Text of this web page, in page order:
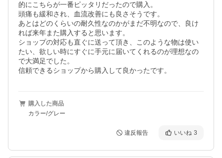
的にこちらが一番ピッタリだったので購入。
頭痛も緩和され、血流改善にも良さそうです。
あとはどのくらいの耐久性なのかがまだ不明なので、良け
れば来年また購入すると思います。
ショップの対応も直ぐに送って頂き、このような物は使い
たい、欲しい時にすぐに手元に届いてくれるのが理想なの
で大満足でした。
購入した商品
カラー/グレー
違反報告 いいね 3